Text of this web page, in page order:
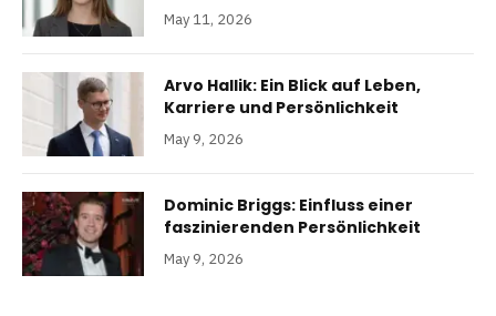
May 11, 2026
Arvo Hallik: Ein Blick auf Leben,
Karriere und Persönlichkeit
May 9, 2026
Dominic Briggs: Einfluss einer
faszinierenden Persönlichkeit
May 9, 2026